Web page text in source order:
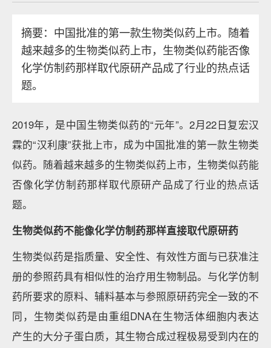
摘要：中国批准的第一款生物类似药上市。随着
越来越多的生物类似药上市，生物类似药能否像
化学仿制药那样取代原研产品成了行业的热点话
题。
2019年，是中国生物类似药的“元年”。2月22日复宏汉
霖的“汉利康”获批上市，成为中国批准的第一款生物类
似药。随着越来越多的生物类似药上市，生物类似药能
否像化学仿制药那样取代原研产品成了行业的热点话
题。
生物类似药不能像化学仿制药那样直接取代原研药
生物类似药是指质量、安全性、有效性方面与已获准注
册的参照药具有相似性的治疗用生物制品。与化学仿制
药所要求的原料、辅料基本与参照原研药完全一致的不
同，生物类似药是由重组DNA在生物活体细胞内表达
产生的大分子蛋白质，其生物合成过程极易受到内在的